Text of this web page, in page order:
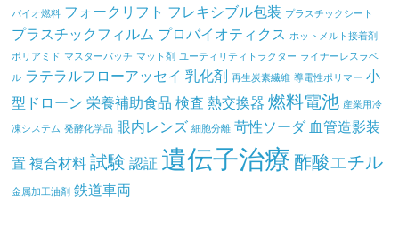
バイオ燃料 フォークリフト フレキシブル包装 プラスチックシート
プラスチックフィルム プロバイオティクス ホットメルト接着剤
ポリアミド マスターバッチ マット剤 ユーティリティトラクター ライナーレスラベ
ル ラテラルフローアッセイ 乳化剤 再生炭素繊維 導電性ポリマー 小
型ドローン 栄養補助食品 検査 熱交換器 燃料電池 産業用冷
凍システム 発酵化学品 眼内レンズ 細胞分離 苛性ソーダ 血管造影装
置 複合材料 試験 認証 遺伝子治療 酢酸エチル
金属加工油剤 鉄道車両